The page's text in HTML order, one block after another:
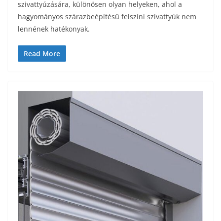
szivattyúzására, különösen olyan helyeken, ahol a
hagyományos szárazbeépítésű felszíni szivattyúk nem
lennének hatékonyak.
Read More